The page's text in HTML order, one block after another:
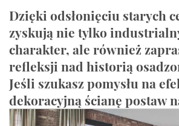
Dzięki odsłonięciu starych
zyskują nie tylko
charakter, ale również
refleksji nad historią
Jeśli szukasz pomysłu na
dekoracyjną ścianę postaw